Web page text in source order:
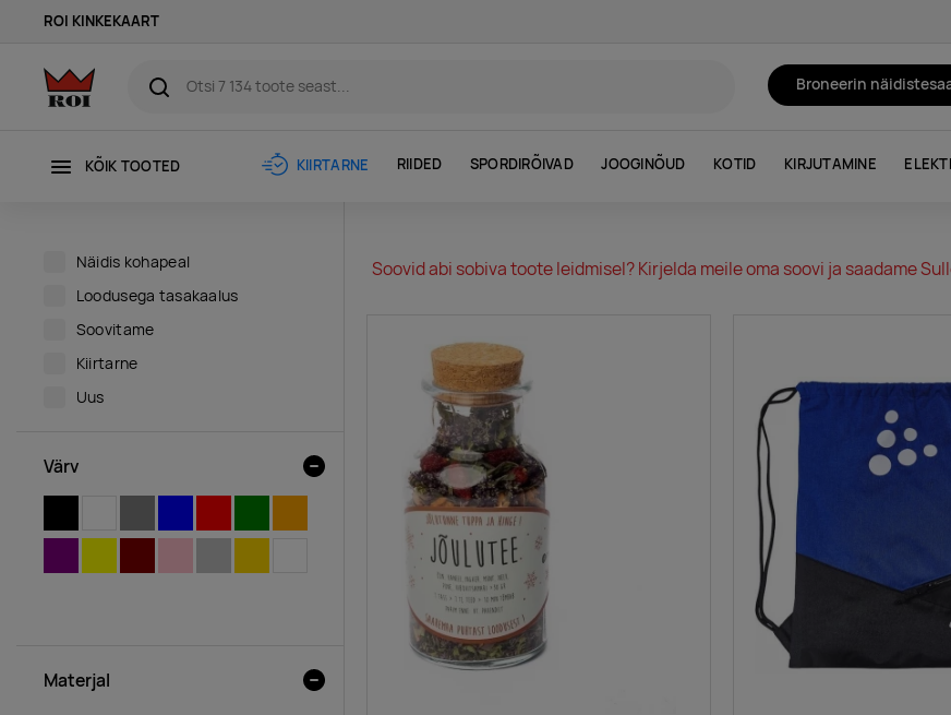
ROI KINKEKAART
Broneerin
KÕIK TOOTED KIIRTARNE RIIDED SPORDIRÕIVAD JOOGINÕUD KOTID KIRJUTAMINE
Soovid abi sobiva toote leidmisel? Kirjelda meile oma soovi ja saadame
Näidis kohapeal
Loodusega tasakaalus
Soovitame
Kiirtarne
Uus
Värv
Materjal